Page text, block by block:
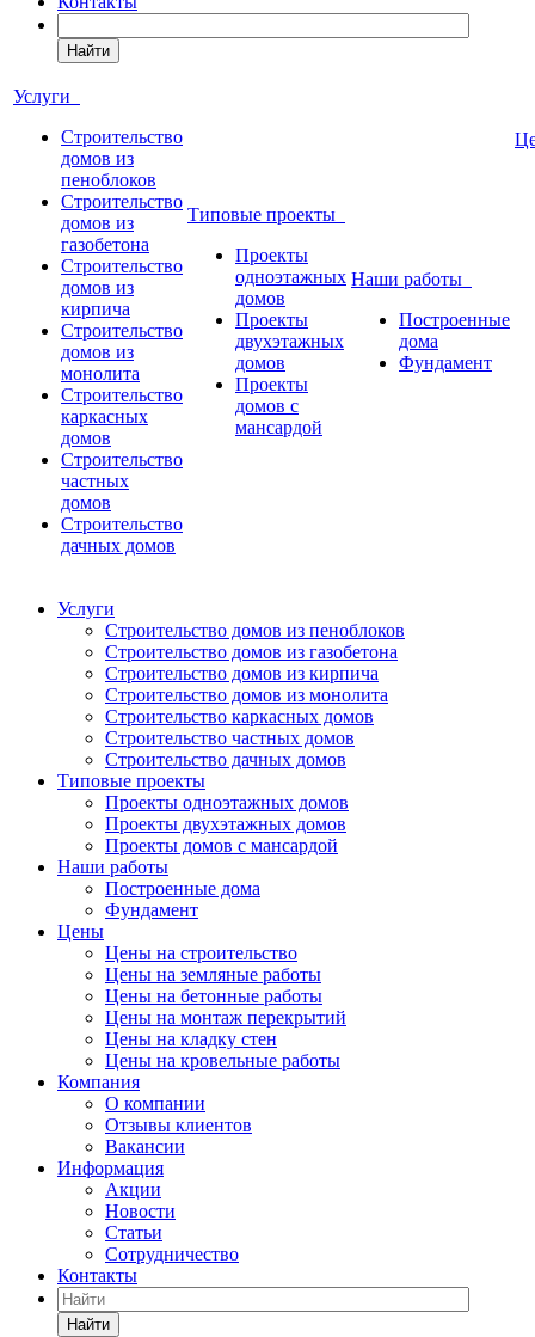
Найти
Услуги
Строительство
домов из
пеноблоков
Строительство
домов из
газобетона
Строительство
домов из
кирпича
Строительство
домов из
монолита
Строительство
каркасных
домов
Строительство
частных
домов
Строительство
дачных домов
Типовые проекты
Проекты
одноэтажных
домов
Проекты
двухэтажных
домов
Проекты
домов с
мансардой
Наши работы
Построенные
дома
Фундамент
Услуги
Строительство домов из пеноблоков
Строительство домов из газобетона
Строительство домов из кирпича
Строительство домов из монолита
Строительство каркасных домов
Строительство частных домов
Строительство дачных домов
Типовые проекты
Проекты одноэтажных домов
Проекты двухэтажных домов
Проекты домов с мансардой
Наши работы
Построенные дома
Фундамент
Цены
Цены на строительство
Цены на земляные работы
Цены на бетонные работы
Цены на монтаж перекрытий
Цены на кладку стен
Цены на кровельные работы
Компания
О компании
Отзывы клиентов
Вакансии
Информация
Акции
Новости
Статьи
Сотрудничество
Контакты
Найти